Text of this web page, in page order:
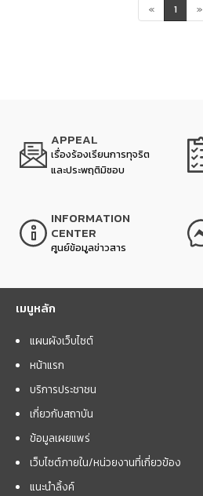
« 1 »
APPEAL
เรื่องร้องเรียนการทุจริต
และประพฤติมิชอบ
INFORMATION
CENTER
ศูนย์ข้อมูลข่าวสาร
เมนูหลัก
แผนผังเว็บไซต์
หน้าแรก
บริการประชาชน
เกี่ยวกับสถาบัน
ข้อมูลเผยแพร่
เว็บไซต์ภายใน/หน่วยงานที่เกี่ยวข้อง
แนะนำลิ้งค์